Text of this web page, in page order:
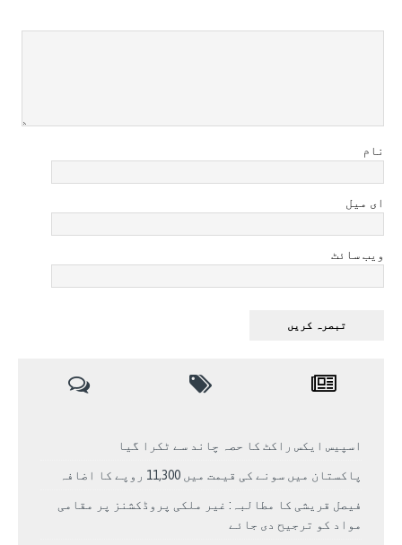
نام
ای میل
ویب سائٹ
اسپیس ایکس راکٹ کا حصہ چاند سے ٹکرا گیا
پاکستان میں سونے کی قیمت میں 11,300 روپے کا اضافہ
فیصل قریشی کا مطالبہ: غیر ملکی پروڈکشنز پر مقامی
مواد کو ترجیح دی جائے